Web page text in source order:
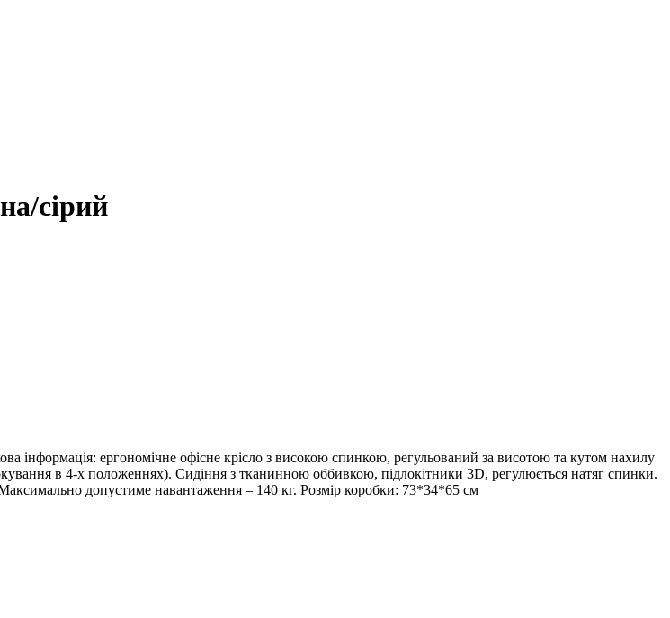
сірий
інформація: ергономічне офісне крісло з високою спинкою, регульований за висотою та кутом нахилу
в 4-х положеннях). Сидіння з тканинною оббивкою, підлокітники 3D, регулюється натяг спинки.
допустиме навантаження – 140 кг. Розмір коробки: 73*34*65 см